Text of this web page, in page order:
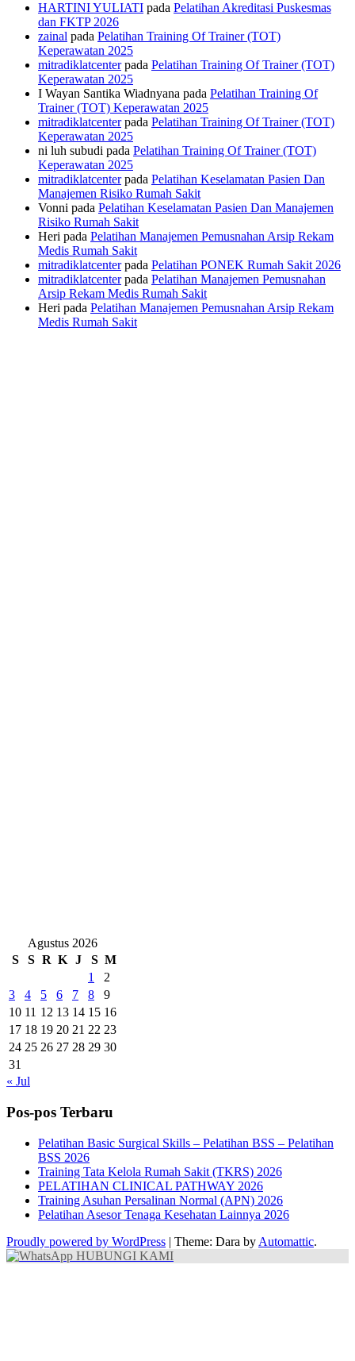
HARTINI YULIATI pada Pelatihan Akreditasi Puskesmas
dan FKTP 2026
zainal pada Pelatihan Training Of Trainer (TOT)
Keperawatan 2025
mitradiklatcenterpada Pelatihan Training Of Trainer (TOT)
Keperawatan 2025
I Wayan Santika Wiadnyana pada Pelatihan Training Of
Trainer (TOT) Keperawatan 2025
mitradiklatcenterpada Pelatihan Training Of Trainer (TOT)
Keperawatan 2025
ni luh subudi pada Pelatihan Training Of Trainer (TOT)
Keperawatan 2025
mitradiklatcenterpada Pelatihan Keselamatan Pasien Dan
Manajemen Risiko Rumah Sakit
Vonni pada Pelatihan Keselamatan Pasien Dan Manajemen
Risiko Rumah Sakit
Heri pada Pelatihan Manajemen Pemusnahan Arsip Rekam
Medis Rumah Sakit
mitradiklatcenterpada Pelatihan PONEK Rumah Sakit 2026
mitradiklatcenterpada Pelatihan Manajemen Pemusnahan
Arsip Rekam Medis Rumah Sakit
Heri pada Pelatihan Manajemen Pemusnahan Arsip Rekam
Medis Rumah Sakit
Agustus 2026
S
S R K J S M
1
2
3
4 5 6 7 8
9
10 11 12 13 14 15 16
17 18 19 20 21 22 23
24 25 26 27 28 29 30
31
« Jul
Pos-pos Terbaru
Pelatihan Basic Surgical Skills – Pelatihan BSS – Pelatihan
BSS 2026
Training Tata Kelola Rumah Sakit (TKRS) 2026
PELATIHAN CLINICAL PATHWAY 2026
Training Asuhan Persalinan Normal (APN) 2026
Pelatihan Asesor Tenaga Kesehatan Lainnya 2026
Proudly powered by WordPress | Theme: Dara by Automattic.
HUBUNGI KAMI